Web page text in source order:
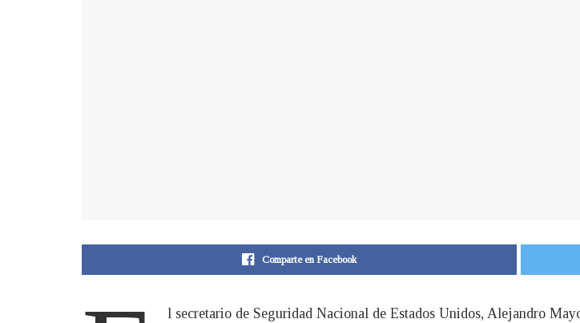
Comparte en Facebook
l secretario de Seguridad Nacional de Estados Unidos, Alejandro